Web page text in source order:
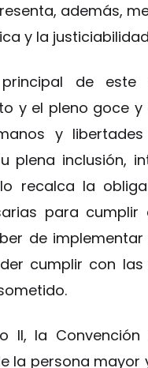
además,
y la
de
y el pleno goce
y
plena inclusión,
recalca la
para
de
cumplir con
II, la
la persona